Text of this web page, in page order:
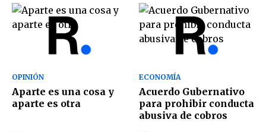
OPINIÓN
Aparte es una cosa y
aparte es otra
ECONOMÍA
Acuerdo Gubernativo
para prohibir conducta
abusiva de cobros